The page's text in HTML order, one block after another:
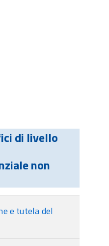
di livello
non
e tutela del